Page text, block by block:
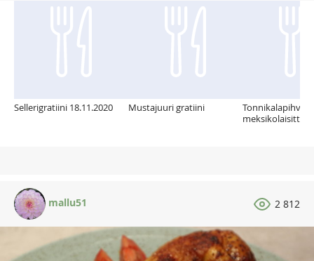
Sellerigratiini 18.11.2020 Mustajuuri gratiini
Tonnikalapihvit
meksikolaisittain
mallu51 2 812